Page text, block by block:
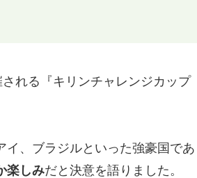
れる『キリンチャレンジカップ
、ブラジルといった強豪国であ
楽しみだと決意を語りました。